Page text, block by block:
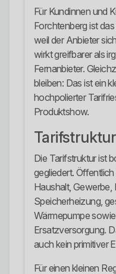
Für Kundinnen und
Forchtenberg ist
weil der Anbieter
wirkt greifbarer als
Fernanbieter.
bleiben: Das ist ein
hochpolierter
Produktshow.
Tarifstruktur
Die Tarifstruktur ist
gegliedert.
Haushalt, Gewerbe,
Speicherheizung,
Wärmepumpe
Ersatzversorgung.
auch kein primitiver
Für einen kleinen